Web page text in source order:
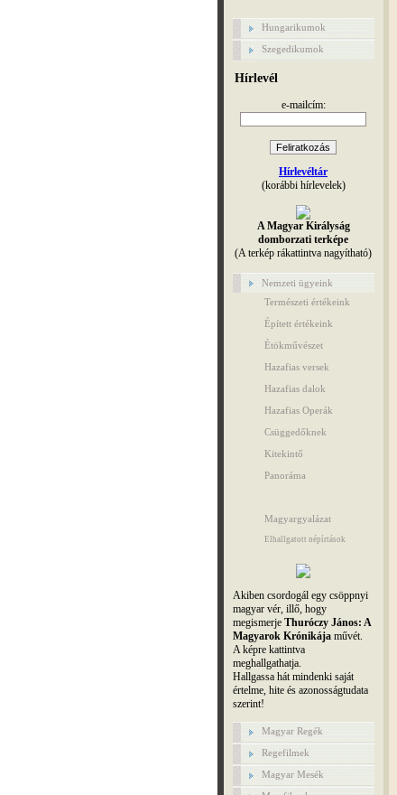
Hungarikumok
Szegedikumok
Hírlevél
e-mailcím:
Hírlevéltár
(korábbi hírlevelek)
A Magyar Királyság
domborzati terképe
(A terkép rákattintva nagyítható)
Nemzeti ügyeink
Természeti értékeink
Épített értékeink
Étökművészet
Hazafias versek
Hazafias dalok
Hazafias Operák
Csüggedőknek
Kitekintő
Panoráma
Magyargyalázat
Elhallgatott népírtások
Akiben csordogál egy csöppnyi
magyar vér, illő, hogy
megismerje Thuróczy János: A
Magyarok Krónikájaművét.
A képre kattintva
meghallgathatja.
Hallgassa hát mindenki saját
értelme, hite és azonosságtudata
szerint!
Magyar Regék
Regefilmek
Magyar Mesék